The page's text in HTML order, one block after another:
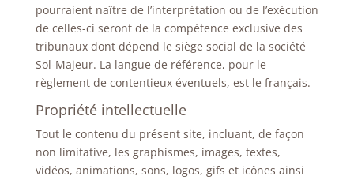
pourraient naître de l’interprétation ou de l’exécution
de celles-ci seront de la compétence exclusive des
tribunaux dont dépend le siège social de la société
Sol-Majeur. La langue de référence, pour le
règlement de contentieux éventuels, est le français.
Propriété intellectuelle
Tout le contenu du présent site, incluant, de façon
non limitative, les graphismes, images, textes,
vidéos, animations, sons, logos, gifs et icônes ainsi